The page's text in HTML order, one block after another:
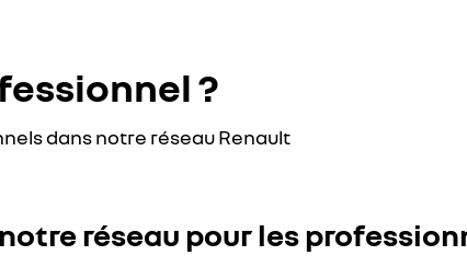
?
dans notre réseau Renault
notre réseau pour les